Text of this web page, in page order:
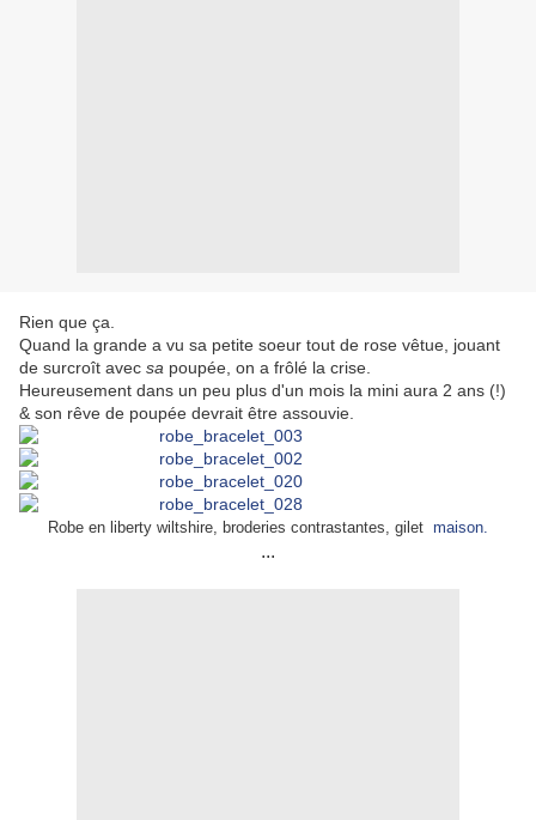
Rien que ça.
Quand la grande a vu sa petite soeur tout de rose vêtue, jouant
de surcroît avec sa poupée, on a frôlé la crise.
Heureusement dans un peu plus d'un mois la mini aura 2 ans (!)
& son rêve de poupée devrait être assouvie.
Robe en liberty wiltshire, broderies contrastantes, gilet maison.
...